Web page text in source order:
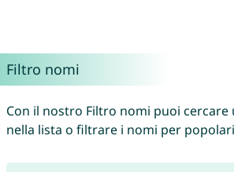
Filtro nomi
Con il nostro Filtro nomi puoi cercare
nella lista o filtrare i nomi per